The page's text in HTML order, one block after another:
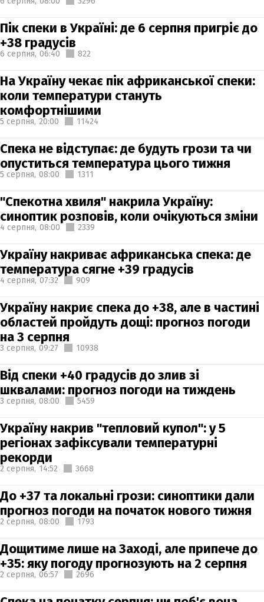
Пік спеки в Україні: де 6 серпня пригріє до
+38 градусів
6 серпня, 06:40 822
На Україну чекає пік африканської спеки:
коли температури стануть
комфортнішими
5 серпня, 20:00 11424
Спека не відступає: де будуть грози та чи
опуститься температура цього тижня
5 серпня, 08:00 1311
"Спекотна хвиля" накрила Україну:
синоптик розповів, коли очікуються зміни
4 серпня, 08:00 2339
Україну накриває африканська спека: де
температура сягне +39 градусів
4 серпня, 07:32 909
Україну накриє спека до +38, але в частині
областей пройдуть дощі: прогноз погоди
на 3 серпня
3 серпня, 09:27 10938
Від спеки +40 градусів до злив зі
шквалами: прогноз погоди на тиждень
3 серпня, 08:00 5459
Україну накрив "тепловий купол": у 5
регіонах зафіксували температурні
рекорди
2 серпня, 14:52 3668
До +37 та локальні грози: синоптики дали
прогноз погоди на початок нового тижня
2 серпня, 08:00 1793
Дощитиме лише на Заході, але припече до
+35: яку погоду прогнозують на 2 серпня
2 серпня, 06:57 2696